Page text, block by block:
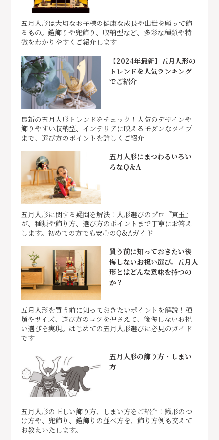
五月人形は大切なお子様の健康な成長や出世を願って飾
るもの。鎧飾りや兜飾り、収納型など、多彩な種類や特
徴をわかりやすくご紹介します
【2024年最新】五月人形の
トレンドを人気ランキング
でご紹介
最新の五月人形トレンドをチェック！人気のデザインや
飾りやすい収納型、インテリアに映えるモダンなタイプ
まで、選び方のポイントを詳しくご紹介
五月人形にまつわるいろい
ろなQ＆A
五月人形に関する疑問を解決！人形選びのプロ『東玉』
が、種類や飾り方、選び方のポイントまで丁寧にお答え
します。初めての方でも安心のQ&Aガイド
買う前に知っておきたい後
悔しないお祝い選び。五月人
形とはどんな意味を持つの
か？
五月人形を買う前に知っておきたいポイントを解説！種
類やサイズ、選び方のコツを押さえて、後悔しないお祝
い選びを実現。はじめての五月人形選びに必見のガイド
です
五月人形の飾り方・しまい
方
五月人形の正しい飾り方、しまい方をご紹介！鍬形のつ
け方や、兜飾り、鎧飾りの並べ方を、飾り方例も交えて
お教えいたします。